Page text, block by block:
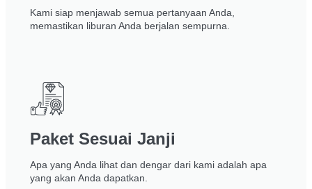
Kami siap menjawab semua pertanyaan Anda,
memastikan liburan Anda berjalan sempurna.
Paket Sesuai Janji
Apa yang Anda lihat dan dengar dari kami adalah apa
yang akan Anda dapatkan.